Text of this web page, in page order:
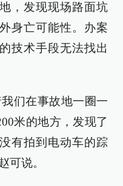
，发现现场路面坑
身亡可能性。办案
技术手段无法找出
们在事故地一圈一
米的地方，发现了
有拍到电动车的踪
可说。